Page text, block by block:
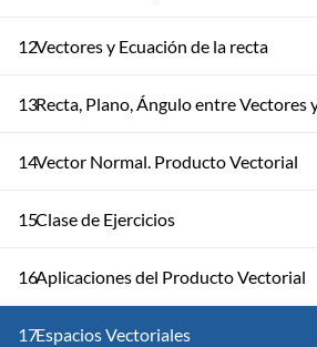
12Vectores y Ecuación de la recta
13Recta, Plano, Ángulo entre Vectores
14Vector Normal. Producto Vectorial
15Clase de Ejercicios
16Aplicaciones del Producto Vectorial
17Espacios Vectoriales